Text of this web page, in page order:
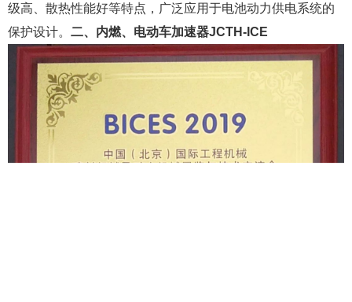
级高、散热性能好等特点，广泛应用于电池动力供电系统的
保护设计。 二、内燃、电动车加速器JCTH-ICE